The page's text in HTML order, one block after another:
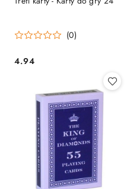
(0)
Cena:
4.94